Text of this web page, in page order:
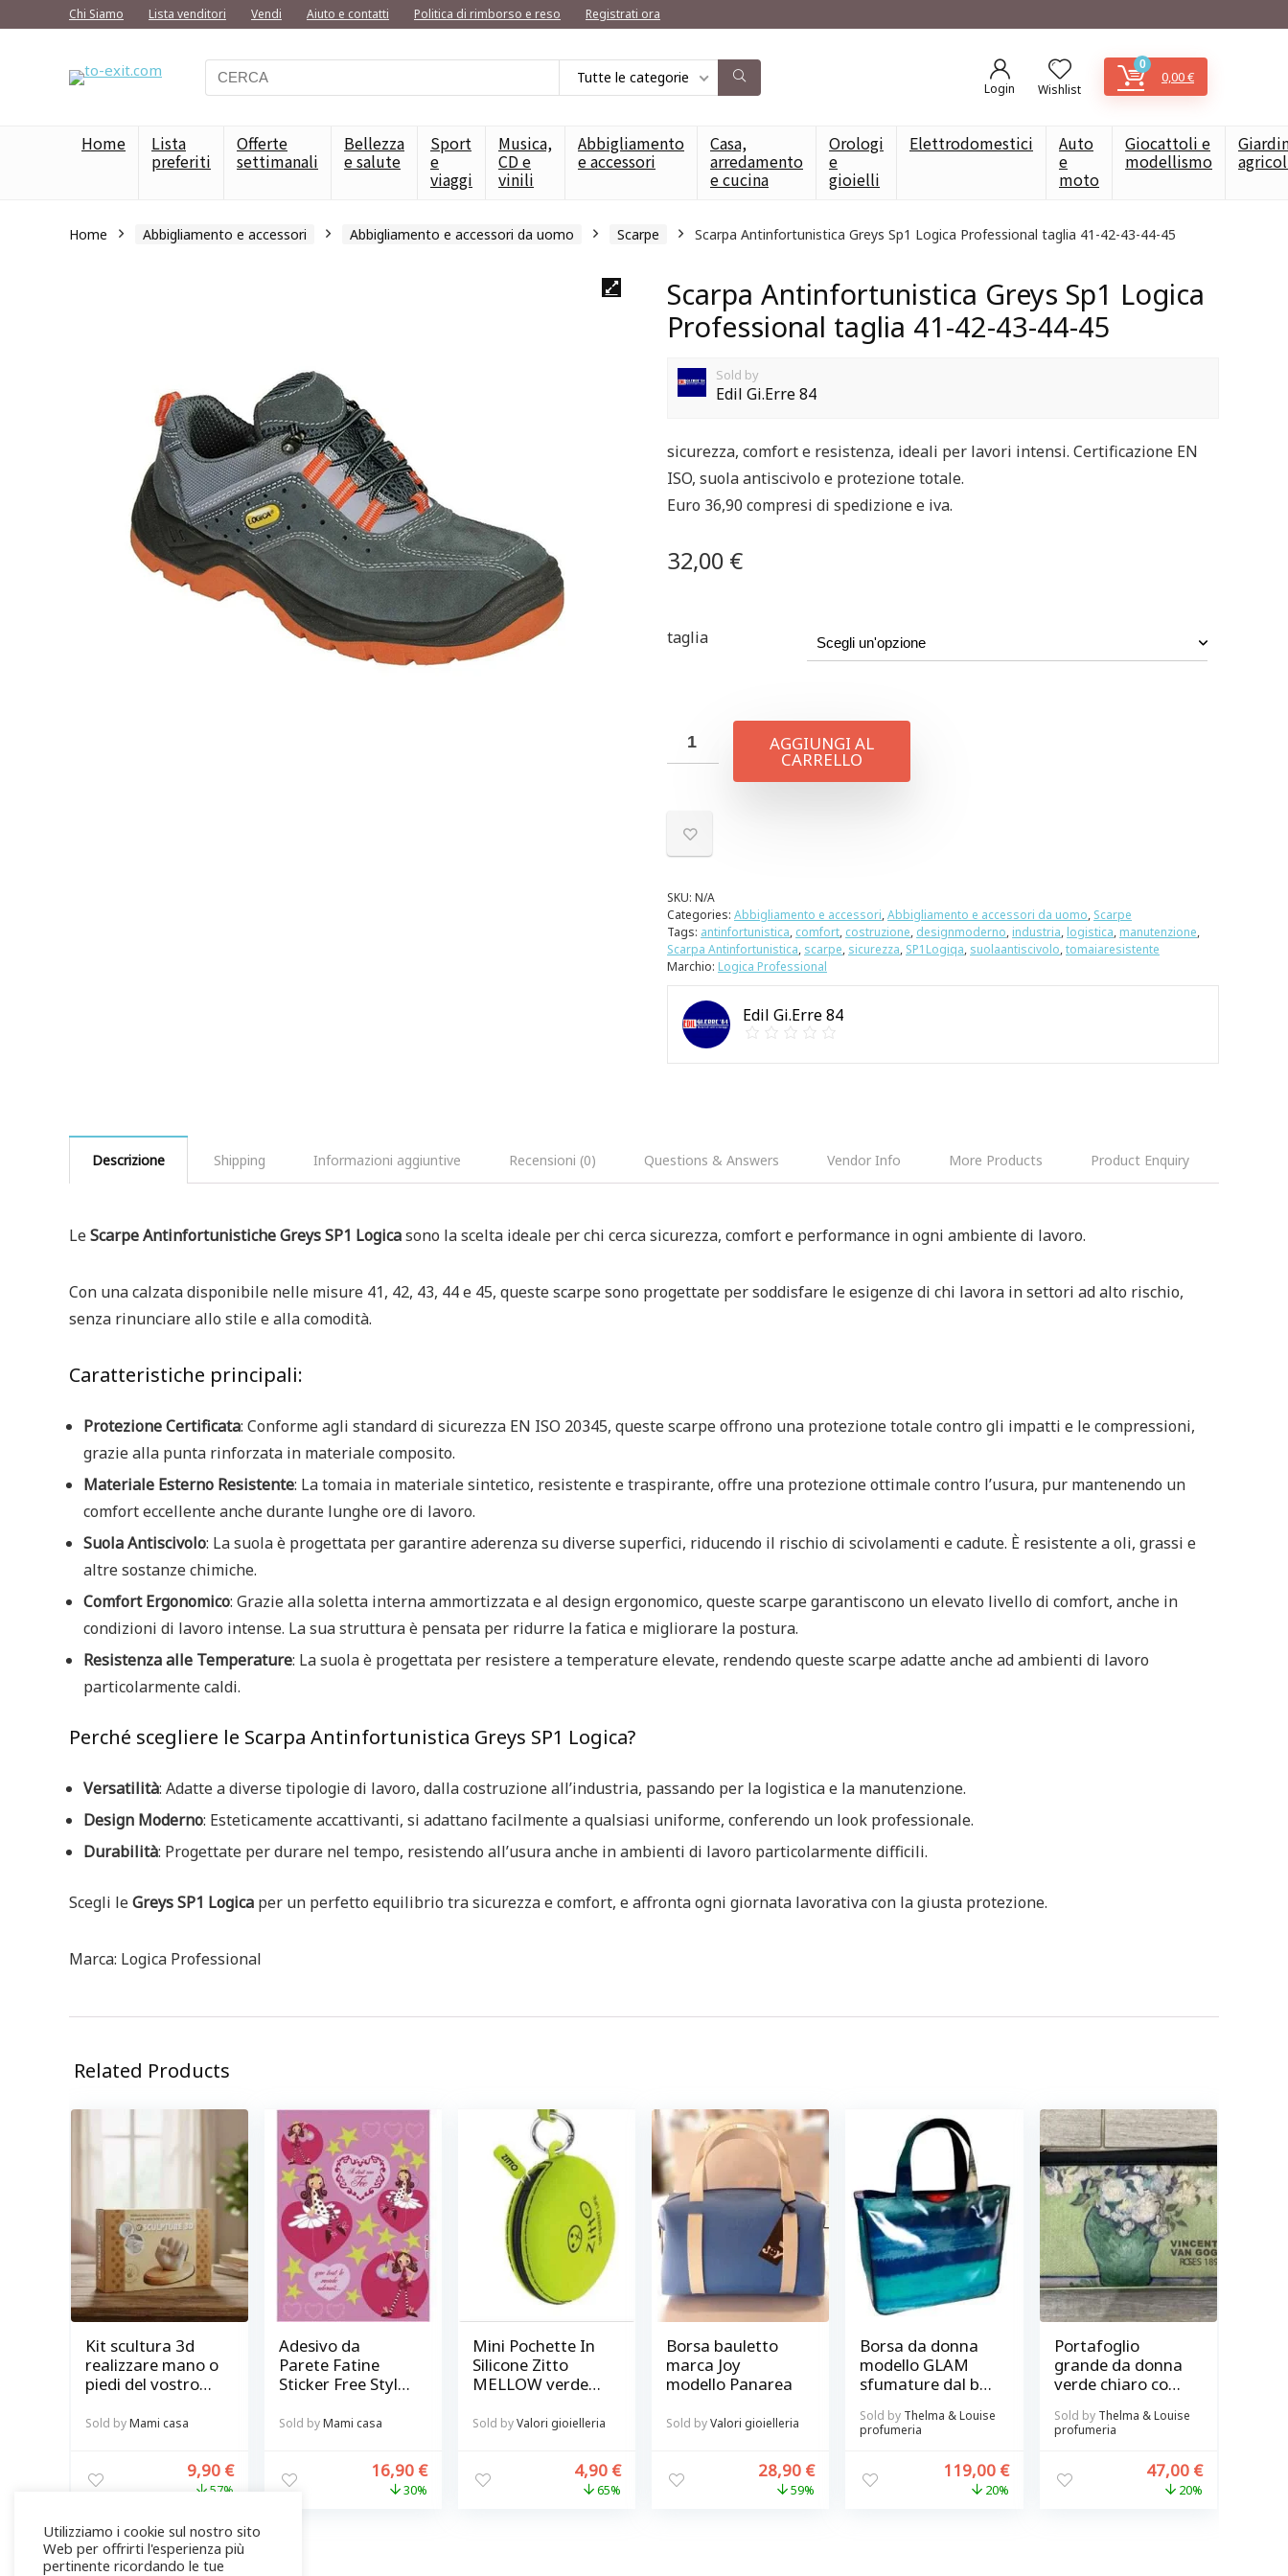
Chi Siamo Lista venditori Vendi Aiuto e contatti Politica di rimborso e reso Registrati ora
Tutte le categorie
Login Wishlist
0
0,00€
Home Lista
preferiti
Offerte
settimanali
Bellezza
e salute
Sport
e
viaggi
Musica,
CD e
vinili
Abbigliamento
e accessori
Casa,
arredamento
e cucina
Orologi
e
gioielli
Elettrodomestici Auto
e
moto
Giocattoli e
modellismo
Home Abbigliamento e accessori Abbigliamento e accessori da uomo Scarpe Scarpa Antinfortunistica Greys Sp1 Logica Professional taglia 41-42-43-44-45
Scarpa Antinfortunistica Greys Sp1 Logica
Professional taglia 41-42-43-44-45
Sold by
Edil Gi.Erre 84
sicurezza, comfort e resistenza, ideali per lavori intensi. Certificazione EN
ISO, suola antiscivolo e protezione totale.
Euro 36,90 compresi di spedizione e iva.
32,00 €
taglia
AGGIUNGI AL
CARRELLO
SKU: N/A
Categories: Abbigliamento e accessori,Abbigliamento e accessori da uomo, Scarpe
Tags: antinfortunistica, comfort, costruzione, designmoderno, industria, logistica, manutenzione,
Scarpa Antinfortunistica, scarpe, sicurezza, SP1Logiqa, suolaantiscivolo,tomaiaresistente
Marchio: Logica Professional
Edil Gi.Erre 84
Descrizione Shipping Informazioni aggiuntive Recensioni (0) Questions & Answers Vendor Info More Products Product Enquiry
LeScarpe Antinfortunistiche Greys SP1 Logicasono la scelta ideale per chi cerca sicurezza, comfort e performance in ogni ambiente di lavoro.
Con una calzata disponibile nelle misure 41, 42, 43, 44 e 45, queste scarpe sono progettate per soddisfare le esigenze di chi lavora in settori ad alto rischio,
senza rinunciare allo stile e alla comodità.
Caratteristiche principali:
Protezione Certificata: Conforme agli standard di sicurezza EN ISO 20345, queste scarpe offrono una protezione totale contro gli impatti e le compressioni,
grazie alla punta rinforzata in materiale composito.
Materiale Esterno Resistente: La tomaia in materiale sintetico, resistente e traspirante, offre una protezione ottimale contro l’usura, pur mantenendo un
comfort eccellente anche durante lunghe ore di lavoro.
Suola Antiscivolo: La suola è progettata per garantire aderenza su diverse superfici, riducendo il rischio di scivolamenti e cadute. È resistente a oli, grassi e
altre sostanze chimiche.
Comfort Ergonomico: Grazie alla soletta interna ammortizzata e al design ergonomico, queste scarpe garantiscono un elevato livello di comfort, anche in
condizioni di lavoro intense. La sua struttura è pensata per ridurre la fatica e migliorare la postura.
Resistenza alle Temperature: La suola è progettata per resistere a temperature elevate, rendendo queste scarpe adatte anche ad ambienti di lavoro
particolarmente caldi.
Perché scegliere le Scarpa Antinfortunistica Greys SP1 Logica?
Versatilità: Adatte a diverse tipologie di lavoro, dalla costruzione all’industria, passando per la logistica e la manutenzione.
Design Moderno: Esteticamente accattivanti, si adattano facilmente a qualsiasi uniforme, conferendo un look professionale.
Durabilità: Progettate per durare nel tempo, resistendo all’usura anche in ambienti di lavoro particolarmente difficili.
Scegli leGreys SP1 Logica per un perfetto equilibrio tra sicurezza e comfort, e affronta ogni giornata lavorativa con la giusta protezione.
Marca: Logica Professional
Related Products
Kit scultura 3d
realizzare mano o
piedi del vostro
base in legno @
Sold by Mami casa
9,90 €
57%
Adesivo da
Parete Fatine
Sticker Free Style
Sold byMami casa
16,90 €
30%
Mini Pochette In
Silicone Zitto
MELLOW verde
Sold byValori gioielleria
4,90 €
65%
Borsa bauletto
marca Joy
modello Panarea
Sold byValori gioielleria
28,90 €
59%
Borsa da donna
modello GLAM
sfumature dal blu
firmata Paul
Meccanico
Sold by Thelma & Louise
profumeria
119,00 €
20%
Portafoglio
grande da donna
verde chiaro con
modello PIT
d’autore
VINCENTE VAN
GOGH in pelle
Sold by Thelma & Louise
profumeria
47,00 €
20%
Utilizziamo i cookie sul nostro sito
Web per offrirti l'esperienza più
pertinente ricordando le tue